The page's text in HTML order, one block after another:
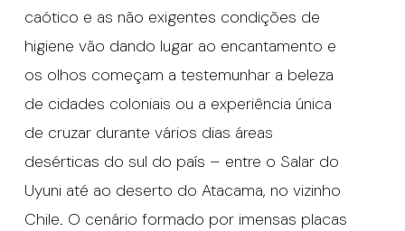
caótico e as não exigentes condições de
higiene vão dando lugar ao encantamento e
os olhos começam a testemunhar a beleza
de cidades coloniais ou a experiência única
de cruzar durante vários dias áreas
desérticas do sul do país – entre o Salar do
Uyuni até ao deserto do Atacama, no vizinho
Chile. O cenário formado por imensas placas